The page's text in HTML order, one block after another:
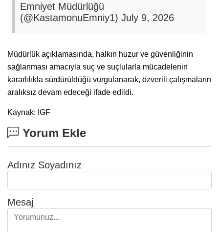
Emniyet Müdürlüğü
(@KastamonuEmniy1) July 9, 2026
Müdürlük açıklamasında, halkın huzur ve güvenliğinin
sağlanması amacıyla suç ve suçlularla mücadelenin
kararlılıkla sürdürüldüğü vurgulanarak, özverili çalışmaların
aralıksız devam edeceği ifade edildi.
Kaynak: IGF
Yorum Ekle
Adınız Soyadınız
Mesaj